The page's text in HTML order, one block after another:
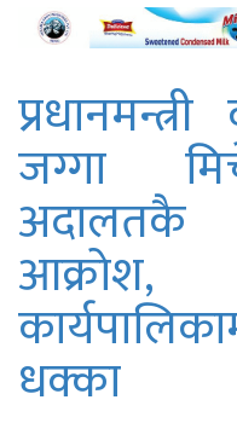
जग्गा
अदालतकै
धक्का